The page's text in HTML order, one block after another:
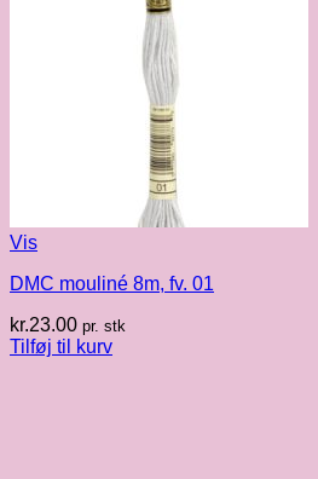
Vis
DMC mouliné 8m, fv. 01
kr.23.00 pr. stk
Tilføj til kurv